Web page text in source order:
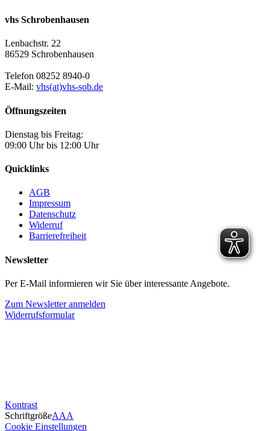
vhs Schrobenhausen
Lenbachstr. 22
86529 Schrobenhausen
Telefon 08252 8940-0
E-Mail: vhs(at)vhs-sob.de
Öffnungszeiten
Dienstag bis Freitag:
09:00 Uhr bis 12:00 Uhr
Quicklinks
AGB
Impressum
Datenschutz
Widerruf
Barrierefreiheit
Newsletter
Per E-Mail informieren wir Sie über interessante Angebote.
Zum Newsletter anmelden
Widerrufsformular
Kontrast
SchriftgrößeAAA
Cookie Einstellungen